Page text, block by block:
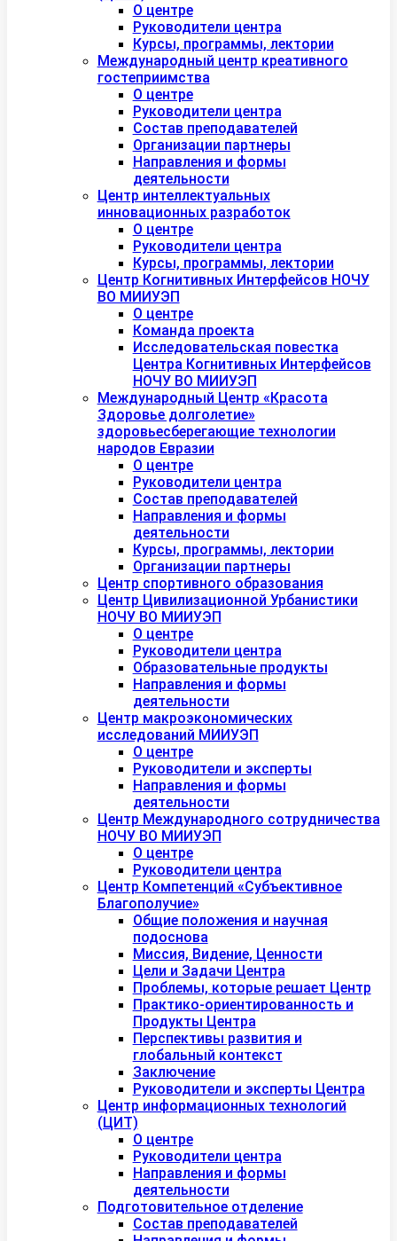
О центре
Руководители центра
Курсы, программы, лектории
Международный центр креативного
гостеприимства
О центре
Руководители центра
Состав преподавателей
Организации партнеры
Направления и формы
деятельности
Центр интеллектуальных
инновационных разработок
О центре
Руководители центра
Курсы, программы, лектории
Центр Когнитивных Интерфейсов НОЧУ
ВО МИИУЭП
О центре
Команда проекта
Исследовательская повестка
Центра Когнитивных Интерфейсов
НОЧУ ВО МИИУЭП
Международный Центр «Красота
Здоровье долголетие»
здоровьесберегающие технологии
народов Евразии
О центре
Руководители центра
Состав преподавателей
Направления и формы
деятельности
Курсы, программы, лектории
Организации партнеры
Центр спортивного образования
Центр Цивилизационной Урбанистики
НОЧУ ВО МИИУЭП
О центре
Руководители центра
Образовательные продукты
Направления и формы
деятельности
Центр макроэкономических
исследований МИИУЭП
О центре
Руководители и эксперты
Направления и формы
деятельности
Центр Международного сотрудничества
НОЧУ ВО МИИУЭП
О центре
Руководители центра
Центр Компетенций «Субъективное
Благополучие»
Общие положения и научная
подоснова
Миссия, Видение, Ценности
Цели и Задачи Центра
Проблемы, которые решает Центр
Практико-ориентированность и
Продукты Центра
Перспективы развития и
глобальный контекст
Заключение
Руководители и эксперты Центра
Центр информационных технологий
(ЦИТ)
О центре
Руководители центра
Направления и формы
деятельности
Подготовительное отделение
Состав преподавателей